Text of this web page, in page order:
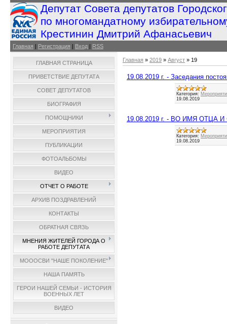
Депутат Совета депутатов
по многомандатному
Крестинин Дмитрий Афанасьевич
Главная | Регистрация | Вход | RSS
ГЛАВНАЯ СТРАНИЦА
ПРИВЕТСТВИЕ ДЕПУТАТА
СОВЕТ ДЕПУТАТОВ
БИОГРАФИЯ
ПОМОЩНИКИ
МЕРОПРИЯТИЯ
ПУБЛИКАЦИИ
ФОТОАЛЬБОМЫ
ВИДЕО
ОТЧЕТ О РАБОТЕ
АРХИВ ПОЗДРАВЛЕНИЙ
КОНТАКТЫ
ОБРАТНАЯ СВЯЗЬ
МНЕНИЯ ЖИТЕЛЕЙ ГОРОДА О
РАБОТЕ ДЕПУТАТА
МОООСВИ "НАШЕ ПОКОЛЕНИЕ"
НАША ПАМЯТЬ
ГЕРОИ НАШЕЙ СЕМЬИ - ИСТОРИЯ
ВОЕННЫХ ЛЕТ
ВИДЕО
Главная » 2019 » Август » 19
19.08.2019 г. - Заседания
Категория:
19.08.2019
19.08.2019 г. - ВО ИМЯ ОТЦА
Категория:
19.08.2019